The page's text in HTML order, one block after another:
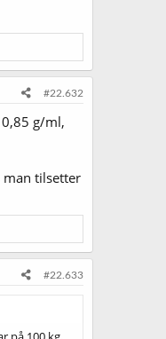
#22.632
g/ml,
man tilsetter
#22.633